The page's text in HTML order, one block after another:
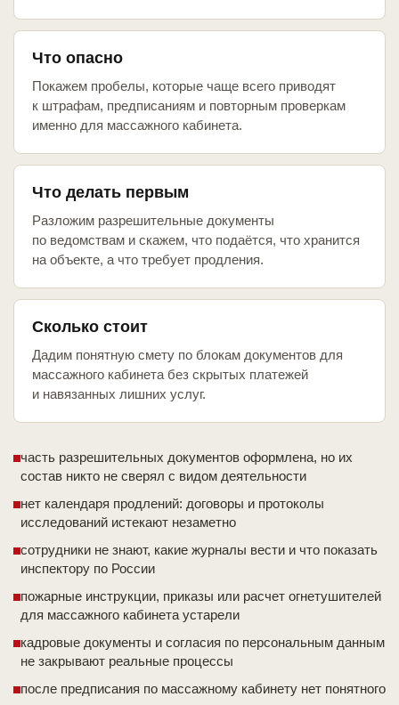
Что опасно
Покажем пробелы, которые чаще всего приводят
к штрафам, предписаниям и повторным проверкам
именно для массажного кабинета.
Что делать первым
Разложим разрешительные документы
по ведомствам и скажем, что подаётся, что хранится
на объекте, а что требует продления.
Сколько стоит
Дадим понятную смету по блокам документов для
массажного кабинета без скрытых платежей
и навязанных лишних услуг.
часть разрешительных документов оформлена, но их
состав никто не сверял с видом деятельности
нет календаря продлений: договоры и протоколы
исследований истекают незаметно
сотрудники не знают, какие журналы вести и что показать
инспектору по России
пожарные инструкции, приказы или расчет огнетушителей
для массажного кабинета устарели
кадровые документы и согласия по персональным данным
не закрывают реальные процессы
после предписания по массажному кабинету нет понятного